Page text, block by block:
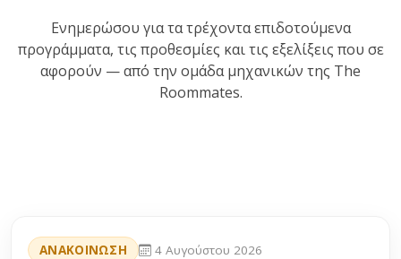
Ενημερώσου για τα τρέχοντα επιδοτούμενα
προγράμματα, τις προθεσμίες και τις εξελίξεις που σε
αφορούν — από την ομάδα μηχανικών της The
Roommates.
ΑΝΑΚΟΙΝΩΣΗ 4 Αυγούστου 2026